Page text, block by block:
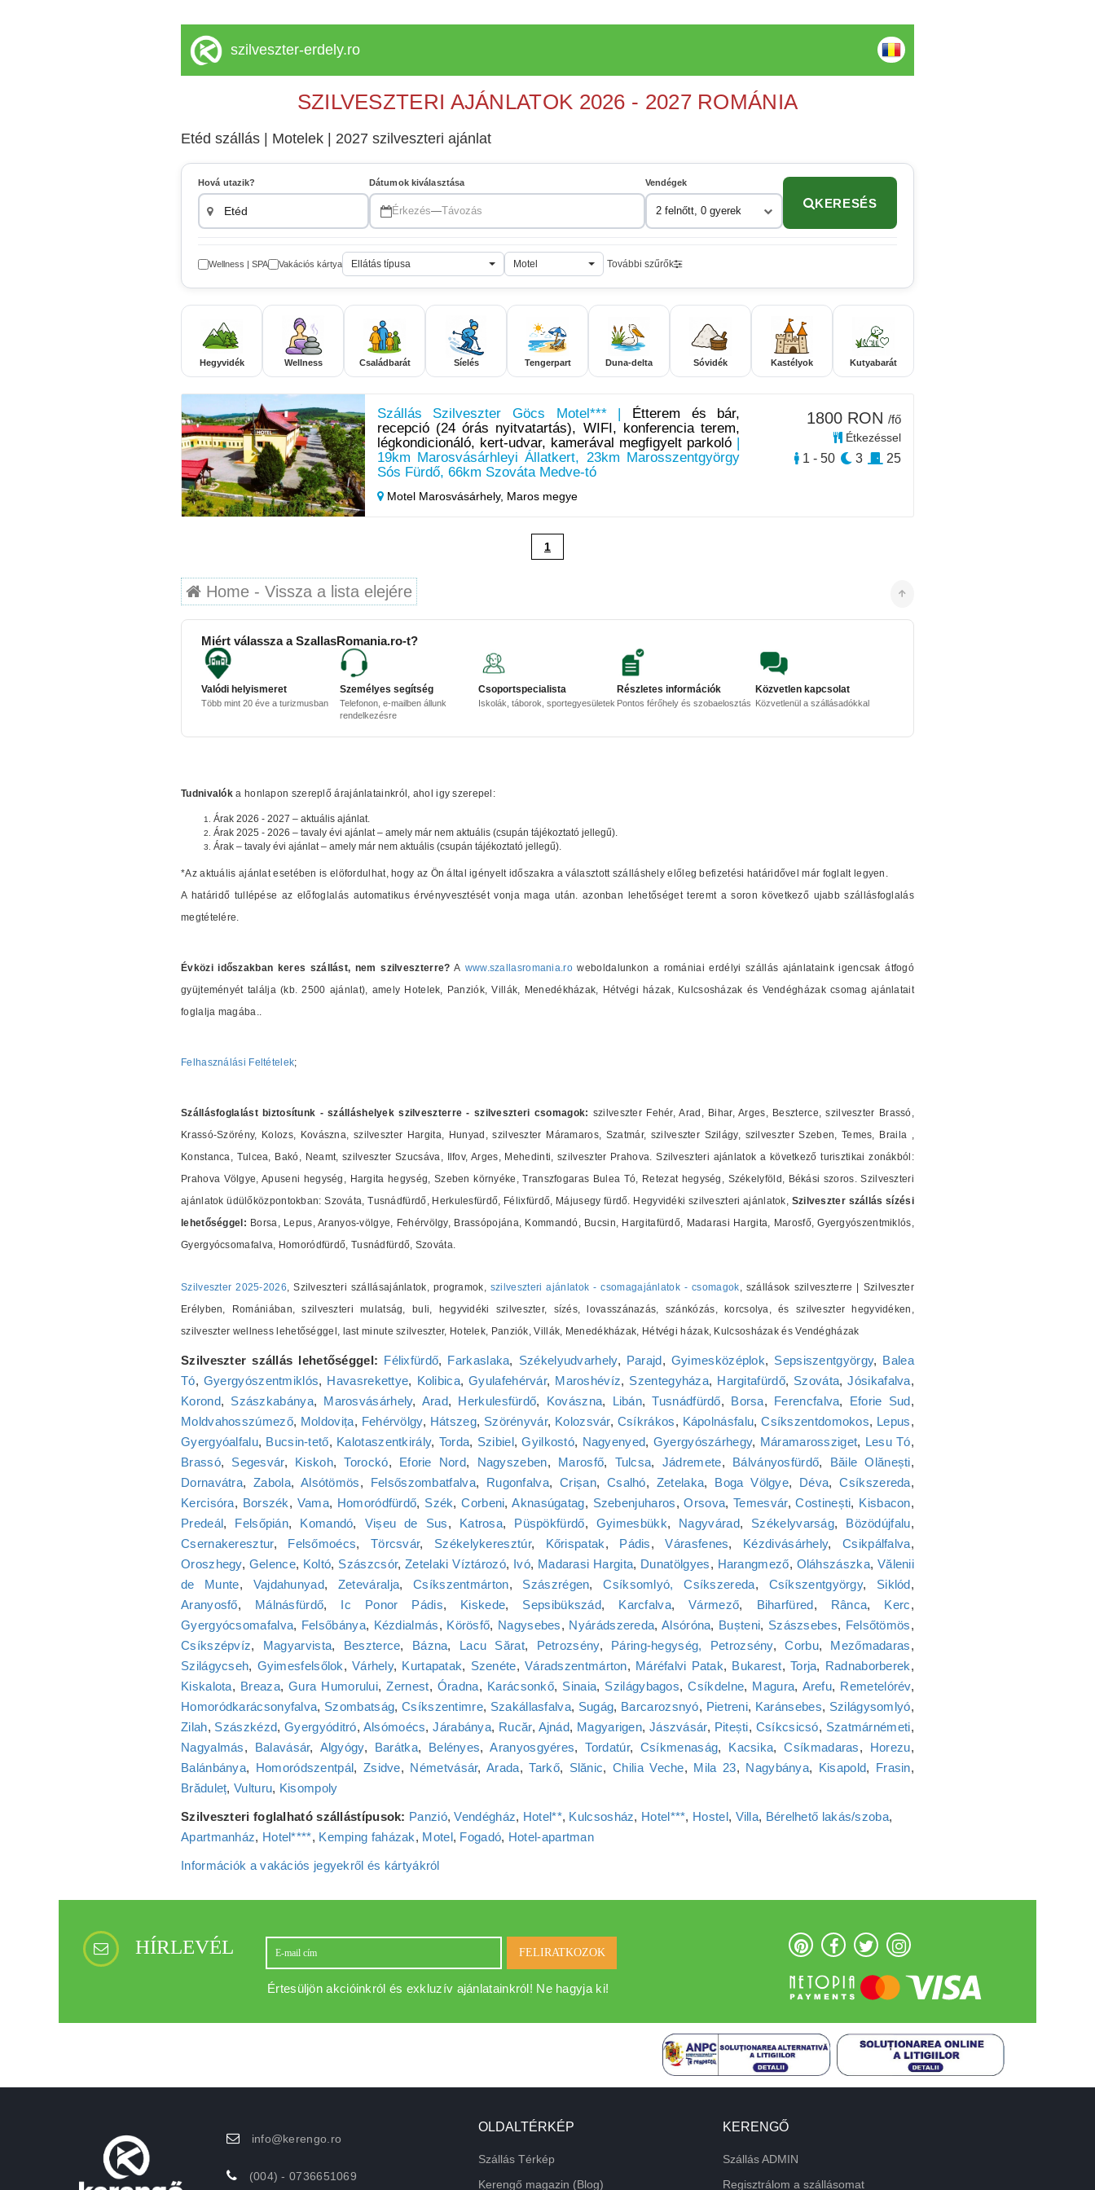
szilveszter-erdely.ro
SZILVESZTERI AJÁNLATOK 2026 - 2027 ROMÁNIA
Etéd szállás | Motelek | 2027 szilveszteri ajánlat
Hová utazik? Dátumok kiválasztása
Érkezés—Távozás
Vendégek
2 felnőtt, 0 gyerek
KERESÉS
Wellness | SPA Vakációs kártya Ellátás típusa Motel További szűrők
Hegyvidék Wellness Családbarát Síelés Tengerpart Duna-delta Sóvidék Kastélyok Kutyabarát
Szállás Szilveszter Göcs Motel*** |
Étterem és bár,
recepció (24 órás nyitvatartás), WIFI, konferencia terem,
légkondicionáló, kert-udvar, kamerával megfigyelt parkoló
19km Marosvásárhleyi Állatkert, 23km Marosszentgyörgy
Sós Fürdő, 66km Szováta Medve-tó
Motel Marosvásárhely, Maros megye
1800 RON /fő
Étkezéssel
1 - 50 3 25
1
Home - Vissza a lista elejére
Miért válassza a SzallasRomania.ro-t?
Valódi helyismeret
Több mint 20 éve a turizmusban
Személyes segítség
Telefonon, e-mailben állunk
rendelkezésre
Csoportspecialista
Iskolák, táborok, sportegyesületek
Részletes információk
Pontos férőhely és szobaelosztás
Közvetlen kapcsolat
Közvetlenül a szállásadókkal
Tudnivalók a honlapon szereplő árajánlatainkról, ahol igy szerepel:
Árak 2026 - 2027 – aktuális ajánlat.
Árak 2025 - 2026 – tavaly évi ajánlat – amely már nem aktuális (csupán tájékoztató jellegű).
Árak – tavaly évi ajánlat – amely már nem aktuális (csupán tájékoztató jellegű).
*Az aktuális ajánlat esetében is elöfordulhat, hogy az Ön által igényelt időszakra a választott szálláshely előleg befizetési határidővel már foglalt legyen.
A határidő tullépése az előfoglalás automatikus érvényvesztését vonja maga után. azonban lehetőséget teremt a soron következő ujabb szállásfoglalás
megtételére.
Évközi időszakban keres szállást, nem szilveszterre? A www.szallasromania.roweboldalunkon a romániai erdélyi szállás ajánlataink igencsak átfogó
gyüjteményét találja (kb. 2500 ajánlat), amely Hotelek, Panziók, Villák, Menedékházak, Hétvégi házak, Kulcsosházak és Vendégházak csomag ajánlatait
foglalja magába..
Felhasználási Feltételek;
Szállásfoglalást biztosítunk - szálláshelyek szilveszterre - szilveszteri csomagok: szilveszter Fehér, Arad, Bihar, Arges, Beszterce, szilveszter Brassó,
Krassó-Szörény, Kolozs, Kovászna, szilveszter Hargita, Hunyad, szilveszter Máramaros, Szatmár, szilveszter Szilágy, szilveszter Szeben, Temes, Braila ,
Konstanca, Tulcea, Bakó, Neamt, szilveszter Szucsáva, Ilfov, Arges, Mehedinti, szilveszter Prahova. Szilveszteri ajánlatok a következő turisztikai zonákból:
Prahova Völgye, Apuseni hegység, Hargita hegység, Szeben környéke, Transzfogaras Bulea Tó, Retezat hegység, Székelyföld, Békási szoros. Szilveszteri
ajánlatok üdülőközpontokban: Szováta, Tusnádfürdő, Herkulesfürdő, Félixfürdő, Májusegy fürdő. Hegyvidéki szilveszteri ajánlatok, Szilveszter szállás sízési
lehetőséggel: Borsa, Lepus, Aranyos-völgye, Fehérvölgy, Brassópojána, Kommandó, Bucsin, Hargitafürdő, Madarasi Hargita, Marosfő, Gyergyószentmiklós,
Gyergyócsomafalva, Homoródfürdő, Tusnádfürdő, Szováta.
Szilveszter 2025-2026, Szilveszteri szállásajánlatok, programok, szilveszteri ajánlatok - csomagajánlatok - csomagok, szállások szilveszterre | Szilveszter
Erélyben, Romániában, szilveszteri mulatság, buli, hegyvidéki szilveszter, sízés, lovasszánazás, szánkózás, korcsolya, és szilveszter hegyvidéken,
szilveszter wellness lehetőséggel, last minute szilveszter, Hotelek, Panziók, Villák, Menedékházak, Hétvégi házak, Kulcsosházak és Vendégházak
Szilveszter szállás lehetőséggel: Félixfürdő, Farkaslaka, Székelyudvarhely, Parajd, Gyimesközéplok, Sepsiszentgyörgy, Balea
Tó, Gyergyószentmiklós, Havasrekettye, Kolibica,Gyulafehérvár, Maroshévíz, Szentegyháza, Hargitafürdő, Szováta,Jósikafalva,
Korond, Szászkabánya, Marosvásárhely, Arad, Herkulesfürdő, Kovászna, Libán,Tusnádfürdő, Borsa, Ferencfalva, Eforie Sud,
Moldvahosszúmező, Moldovița, Fehérvölgy, Hátszeg, Szörényvár, Kolozsvár, Csíkrákos, Kápolnásfalu,Csíkszentdomokos, Lepus,
Gyergyóalfalu, Bucsin-tető, Kalotaszentkirály, Torda, Szibiel,Gyilkostó, Nagyenyed, Gyergyószárhegy, Máramarossziget, Lesu Tó,
Brassó, Segesvár, Kiskoh,Torockó, Eforie Nord, Nagyszeben, Marosfő, Tulcsa, Jádremete, Bálványosfürdő, Băile Olănești,
Dornavátra,Zabola, Alsótömös, Felsőszombatfalva, Rugonfalva,Crișan, Csalhó, Zetelaka, Boga Völgye, Déva,Csíkszereda,
Kercisóra, Borszék, Vama, Homoródfürdő, Szék,Corbeni,Aknasúgatag, Szebenjuharos,Orsova,Temesvár,Costinești, Kisbacon,
Predeál, Felsőpián, Komandó, Vișeu de Sus, Katrosa, Püspökfürdő, Gyimesbükk, Nagyvárad, Székelyvarság, Bözödújfalu,
Csernakeresztur, Felsőmoécs, Törcsvár, Székelykeresztúr, Kőrispatak, Pádis,Várasfenes, Kézdivásárhely,Csikpálfalva,
Oroszhegy, Gelence, Koltó, Szászcsór,Zetelaki Víztározó, Ivó, Madarasi Hargita, Dunatölgyes, Harangmező, Oláhszászka, Vălenii
de Munte, Vajdahunyad, Zeteváralja,Csíkszentmárton, Szászrégen,Csíksomlyó, Csíkszereda, Csíkszentgyörgy, Siklód,
Aranyosfő, Málnásfürdő, Ic Ponor Pádis, Kiskede, Sepsibükszád, Karcfalva,Vármező, Biharfüred, Rânca, Kerc,
Gyergyócsomafalva, Felsőbánya, Kézdialmás, Körösfő, Nagysebes, Nyárádszereda,Alsóróna, Bușteni, Szászsebes, Felsőtömös,
Csíkszépvíz, Magyarvista, Beszterce, Bázna, Lacu Sărat, Petrozsény, Páring-hegység, Petrozsény,Corbu, Mezőmadaras,
Szilágycseh, Gyimesfelsőlok, Várhely, Kurtapatak, Szenéte, Váradszentmárton, Máréfalvi Patak, Bukarest, Torja, Radnaborberek,
Kiskalota, Breaza,Gura Humorului,Zernest, Óradna, Karácsonkő, Sinaia, Szilágybagos,Csíkdelne, Magura, Arefu, Remetelórév,
Homoródkarácsonyfalva, Szombatság,Csíkszentimre, Szakállasfalva, Sugág, Barcarozsnyó, Pietreni, Karánsebes, Szilágysomlyó,
Zilah, Szászkézd,Gyergyóditró, Alsómoécs,Járabánya, Rucăr, Ajnád, Magyarigen, Jászvásár, Pitești, Csíkcsicsó, Szatmárnémeti,
Nagyalmás, Balavásár, Algyógy, Barátka, Belényes,Aranyosgyéres,Tordatúr, Csíkmenaság, Kacsika,Csíkmadaras, Horezu,
Balánbánya, Homoródszentpál, Zsidve, Németvásár,Arada,Tarkő, Slănic,Chilia Veche, Mila 23, Nagybánya, Kisapold, Frasin,
Brăduleț,Vulturu, Kisompoly
Szilveszteri foglalható szállástípusok: Panzió,Vendégház, Hotel**, Kulcsosház, Hotel***, Hostel, Villa, Bérelhető lakás/szoba,
Apartmanház, Hotel****, Kemping faházak, Motel, Fogadó, Hotel‑apartman
Információk a vakációs jegyekről és kártyákról
HÍRLEVÉL FELIRATKOZOK
Értesüljön akcióinkról és exkluzív ajánlatainkról! Ne hagyja ki!
info@kerengo.ro
(004) - 0736651069
OLDALTÉRKÉP
Szállás Térkép
Kerengő magazin (Blog)
KERENGŐ
Szállás ADMIN
Regisztrálom a szállásomat